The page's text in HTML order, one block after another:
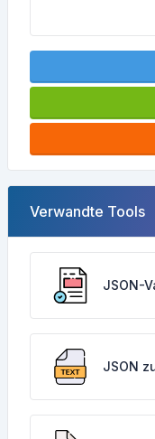
Verwandte Tools
JSON-
JSON